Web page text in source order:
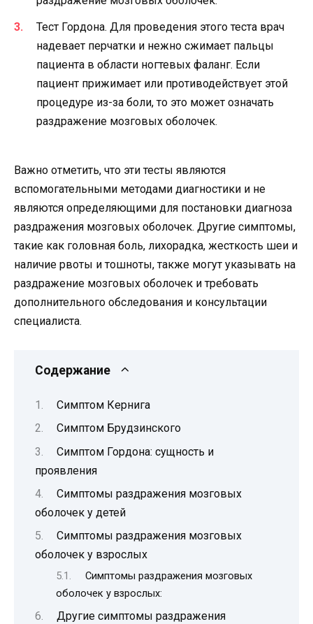
Тест Гордона. Для проведения этого теста врач
надевает перчатки и нежно сжимает пальцы
пациента в области ногтевых фаланг. Если
пациент прижимает или противодействует этой
процедуре из-за боли, то это может означать
раздражение мозговых оболочек.
Важно отметить, что эти тесты являются
вспомогательными методами диагностики и не
являются определяющими для постановки диагноза
раздражения мозговых оболочек. Другие симптомы,
такие как головная боль, лихорадка, жесткость шеи и
наличие рвоты и тошноты, также могут указывать на
раздражение мозговых оболочек и требовать
дополнительного обследования и консультации
специалиста.
Содержание
Симптом Кернига
Симптом Брудзинского
Симптом Гордона: сущность и
проявления
Симптомы раздражения мозговых
оболочек у детей
Симптомы раздражения мозговых
оболочек у взрослых
Симптомы раздражения мозговых
оболочек у взрослых:
Другие симптомы раздражения